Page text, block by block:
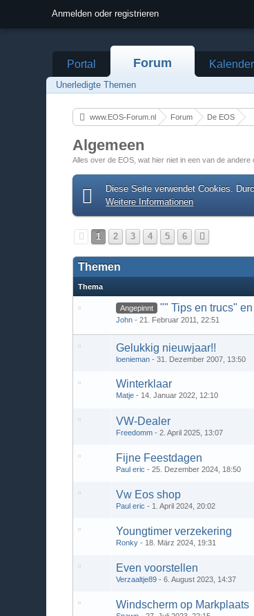
Anmelden oder registrieren
Portal Forum Kalender
Unerledigte Themen
www.EOS-Forum.nl Forum De EOS
Algemeen
Alles over de EOS, wat hier niet in een van de andere
Diese Seite verwendet Cookies.
Weitere Informationen
1 2 3 4 5 6
Themen
Thema
Angepinnt "" Tips en trucs"
John 21. Februar 2011, 22:51
Gelukkig nieuwjaar!!
loenieman 31. Dezember 2007, 13:50
Winterklaar
Matje 14. Januar 2022, 12:10
VW-Dealer
Freedomm 2. April 2025, 13:07
Fijne Feestdagen
Paul eric 25. Dezember 2024, 18:50
Vw Eos shop
Paul eric 1. April 2024, 20:02
Youngtimer verzekering
Ronky 18. März 2024, 19:31
Even voorstellen
Verzaaltje89 6. August 2023, 14:37
Windscherm op Markplaats